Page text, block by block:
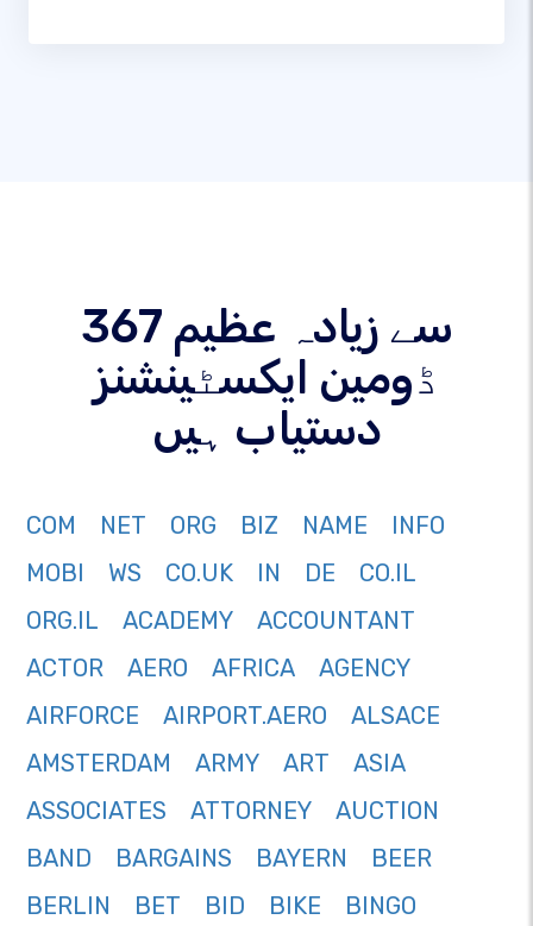
367 سے زیادہ عظیم
ڈومین ایکسٹینشنز
دستیاب ہیں
COM NET ORG BIZ NAME
INFO
MOBI
WS CO.UK IN DE
CO.IL
ORG.IL
ACADEMY
ACCOUNTANT
ACTOR
AERO AFRICA
AGENCY
AIRFORCE
AIRPORT.AERO
ALSACE
AMSTERDAM
ARMY ART
ASIA
ASSOCIATES
ATTORNEY
AUCTION
BAND
BARGAINS BAYERN
BEER
BERLIN
BET BID BIKE
BINGO